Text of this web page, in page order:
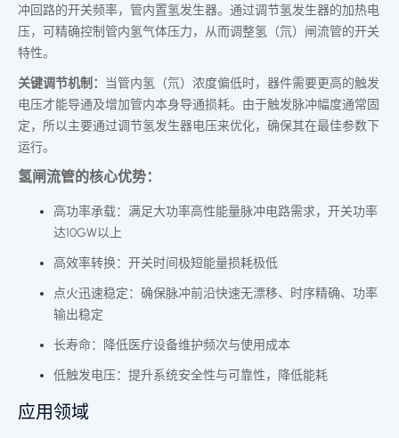
冲回路的开关频率，管内置氢发生器。通过调节氢发生器的加热电
压，可精确控制管内氢气体压力，从而调整氢（氘）闸流管的开关
特性。
关键调节机制：
当管内氢（氘）浓度偏低时，器件需要更高的触发
电压才能导通及增加管内本身导通损耗。由于触发脉冲幅度通常固
定，所以主要通过调节氢发生器电压来优化，确保其在最佳参数下
运行。
氢闸流管的核心优势：
高功率承载：满足大功率高性能量脉冲电路需求，开关功率
达10GW以上
高效率转换：开关时间极短能量损耗极低
点火迅速稳定：确保脉冲前沿快速无漂移、时序精确、功率
输出稳定
长寿命：降低医疗设备维护频次与使用成本
低触发电压：提升系统安全性与可靠性，降低能耗
应用领域